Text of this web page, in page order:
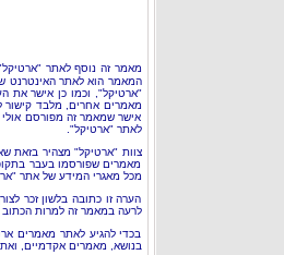
מאמר זה נוסף לאתר
המאמר הוא לאתר האינטרנט
"ארטיקל", וכמו כן אישר את
מאמרים אחרים, מלבד
אישר שמאמר זה מפורסם
לאתר "ארטיקל".
צוות "ארטיקל" מצהיר בזאת
מאמרים שפורסמו בעבר
מכל מאגרי המידע של אתר
הערה זו כתובה בלשון זכר
לרעה במאמר זה למרות הכתוב
בכדי להגיע לאתר מאמרים
בנושא, מאמרים אקדמיים,